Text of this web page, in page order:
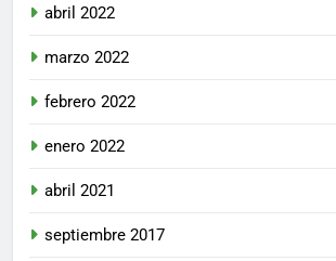
abril 2022
marzo 2022
febrero 2022
enero 2022
abril 2021
septiembre 2017